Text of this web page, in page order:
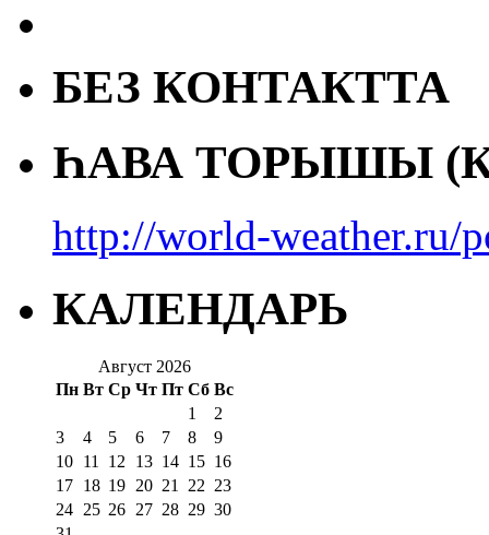
БЕЗ КОНТАКТТА
ҺАВА ТОРЫШЫ
http://world-weather.ru/
КАЛЕНДАРЬ
Август 2026
Пн Вт Ср Чт Пт Сб Вс
1
2
3
4 5 6 7 8
9
10 11 12 13 14 15 16
17 18 19 20 21 22 23
24 25 26 27 28 29 30